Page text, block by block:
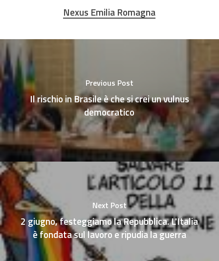
Nexus Emilia Romagna
Previous Post
Il rischio in Brasile è che si crei un vulnus
democratico
Next Post
2 giugno, festeggiamo la Repubblica. L'Italia
è fondata sul lavoro e ripudia la guerra